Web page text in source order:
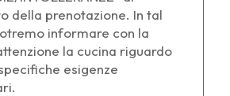
della prenotazione. In tal
informare con la
la cucina riguardo
esigenze